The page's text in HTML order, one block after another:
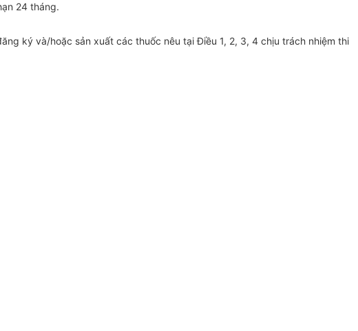
24 tháng.
ký và/hoặc sản xuất các thuốc nêu tại Điều 1, 2, 3, 4 chịu trách nhiệm thi